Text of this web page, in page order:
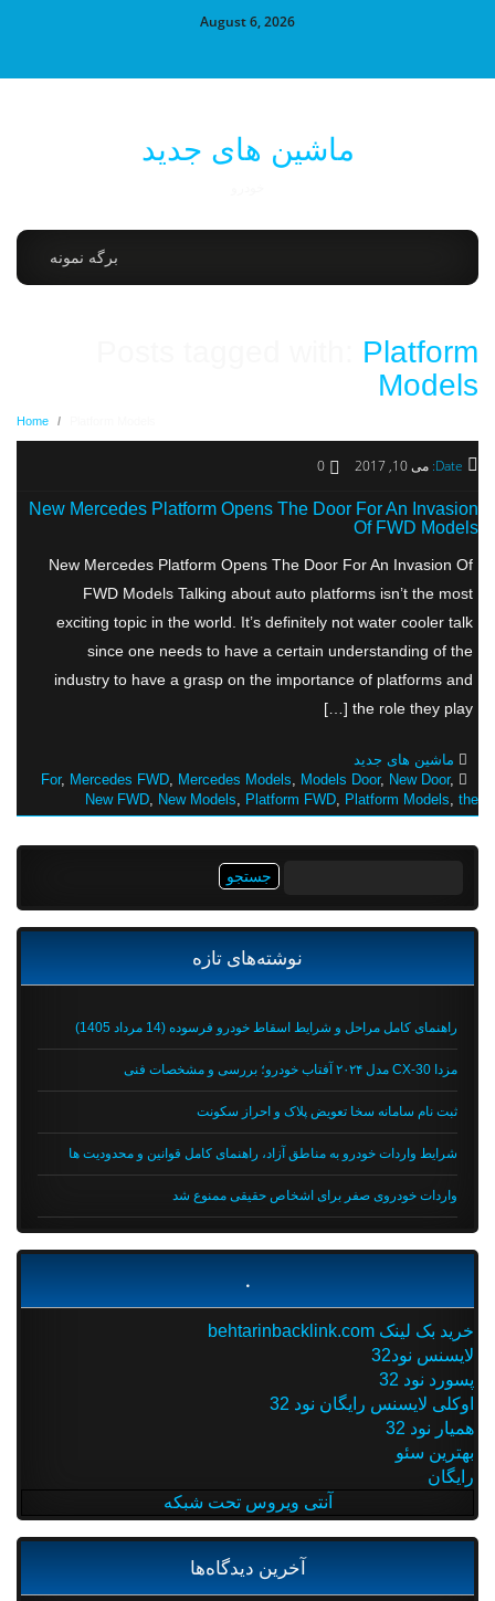
August 6, 2026
ماشین های جدید
برگه نمونه
Posts tagged with:Platform
Models
Home
Date: می 10, 2017 0
New Mercedes Platform Opens The Door For An Invasion
Of FWD Models
New Mercedes Platform Opens The Door For An Invasion Of
FWD Models Talking about auto platforms isn’t the most
exciting topic in the world. It’s definitely not water cooler talk
since one needs to have a certain understanding of the
industry to have a grasp on the importance of platforms and
the role they play […]
ماشین های جدید
For,Mercedes FWD,Mercedes Models,Models Door,New Door
New FWD,New Models,Platform FWD,Platform Models,the
نوشته‌های تازه
راهنمای کامل مراحل و شرایط اسقاط خودرو فرسوده (14 مرداد 1405)
مزدا CX-30 مدل ۲۰۲۴ آفتاب خودرو؛ بررسی و مشخصات فنی
ثبت نام سامانه سخا تعویض پلاک و احراز سکونت
شرایط واردات خودرو به مناطق آزاد، راهنمای کامل قوانین و محدودیت ها
واردات خودروی صفر برای اشخاص حقیقی ممنوع شد
خرید بک لینک behtarinbacklink.com
لایسنس نود32
پسورد نود 32
اوکلی لایسنس رایگان نود 32
همیار نود 32
بهترین سئو
رایگان
آنتی ویروس تحت شبکه
آخرین دیدگاه‌ها